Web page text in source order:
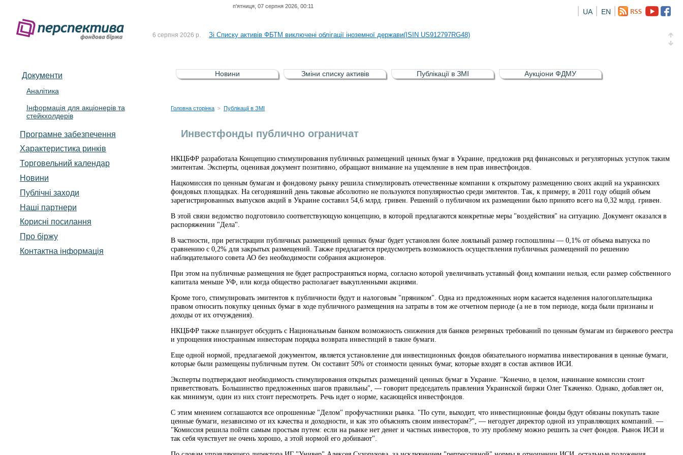
п'ятниця, 07 серпня 2026, 00:11
EN
UA
До Списку активів регульованого фондового ринку (РФР) включена Корпоративна облігація відсоткова електронна іменна (ISIN UA5000016726)
6 серпня 2026 р. Зі Списку активів ФБТМ виключені облігації іноземної держави(ISIN US912797RG48)
5 серпня 2026 р. Зі списку активів РФР виключені Облігація внутрішніх державних позик України (ISIN UA4000232607)
4 серпня 2026 р. До Списку активів регульованого фондового ринку (РФР) включена Корпоративна облігація відсоткова електронна іменна (ISIN UA5000016726)
Документи
Аналітика
Інформація для акціонерів та
стейкхолдерів
Програмне забезпечення
Характеристика pинків
Торговельний календар
Новини
Публічні заходи
Наші партнери
Корисні посилання
Про біржу
Контактна інформація
Новини Зміни списку активів Публікації в ЗМІ Аукціони ФДМУ
Головна сторінка > Публікації в ЗМІ
Инвестфонды публично ограничат
НКЦБФР разработала Концепцию стимулирования публичных размещений ценных бумаг в Украине, предложив ряд финансовых и регуляторных уступок таким
эмитентам. Эксперты, оценивая документ позитивно, обращают внимание на ущемление в нем прав инвестфондов.
Нацкомиссия по ценным бумагам и фондовому рынку решила стимулировать отечественные компании к открытому размещению своих акций на украинских
фондовых площадках. На сегодняшний день таковые абсолютно не пользуются популярностью среди эмитентов. Так, к примеру, в 2011 году общий объем
зарегистрированных выпусков акций в Украине составил 54,6 млрд. гривен. Решений о публичном их размещении было принято всего на 0,32 млрд. гривен.
В этой связи ведомство подготовило соответствующую концепцию, в которой предлагаются конкретные меры "воздействия" на ситуацию. Документ оказался в
распоряжении "Дела".
В частности, при регистрации публичных размещений ценных бумаг будет установлен более лояльный размер госпошлины — 0,1% от объема выпуска по
сравнению с 0,2% для закрытых размещений. Также предлагается предусмотреть возможность осуществления публичных размещений по решению
наблюдательного совета АО без необходимости собрания акционеров.
При этом на публичные размещения не будет распространяться норма, согласно которой увеличивать уставный фонд компании нельзя, если размер собственного
капитала меньше УФ, или когда общество располагает выкупленными акциями.
Кроме того, стимулировать эмитентов к публичности будут и налоговым "пряником". Одна из предложенных норм касается наделения налогоплательщика
правом относить покупку ценных бумаг в ходе публичного размещения на затраты в том же отчетном периоде (а не в том периоде, когда были признаны и
доходы от их отчуждения).
НКЦБФР также планирует обсудить с Национальным банком возможность снижения для банков резервных требований по ценным бумагам из биржевого реестра
и упрощения иностранным инвесторам порядка возврата инвестиций в такие бумаги.
Еще одной нормой, предлагаемой документом, является установление для инвестиционных фондов обязательного норматива инвестирования в ценные бумаги,
которые были размещены публичным путем. Он составит 50% от стоимости ценных бумаг, которые входят в состав активов ИСИ.
Эксперты подтверждают необходимость стимулирования открытых размещений ценных бумаг в Украине. "Конечно, в целом, начинание комиссии стоит
приветствовать. Большинство предложенных шагов правильны", — говорит председатель правления Украинской биржи Олег Ткаченко. Однако, добавляет он,
как минимум, один из них стоит пересмотреть. Речь идет о норме, касающейся инвестфондов.
С этим мнением соглашаются все опрошенные "Делом" профучастники рынка. "По сути, выходит, что инвестиционные фонды будут обязаны покупать такие
ценные бумаги, независимо от их качества и доходности, и как это объяснять своим инвесторам?", — негодует директор одной из управляющих компаний. —
"Комиссия решила пойти самым простым путем: если на рынке нет денег и частных инвесторов, то эту проблему можно решить за счет фондов. Рынок ИСИ и
так себя чувствует не очень хорошо, а этой нормой его добивают".